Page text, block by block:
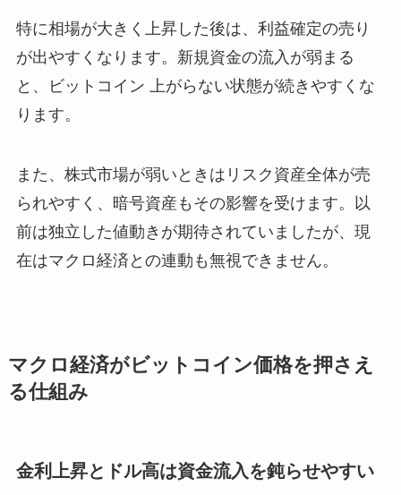
特に相場が大きく上昇した後は、利益確定の売り
が出やすくなります。新規資金の流入が弱まる
と、ビットコイン 上がらない状態が続きやすくな
ります。
また、株式市場が弱いときはリスク資産全体が売
られやすく、暗号資産もその影響を受けます。以
前は独立した値動きが期待されていましたが、現
在はマクロ経済との連動も無視できません。
マクロ経済がビットコイン価格を押さえ
る仕組み
金利上昇とドル高は資金流入を鈍らせやすい